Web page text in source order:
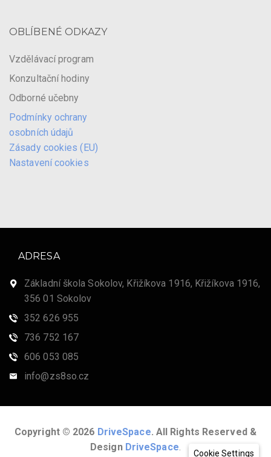
OBLÍBENÉ ODKAZY
Vzdělávací program
Konzultační hodiny
Odborné učebny
Podmínky ochrany
osobních údajů
Zásady cookies (EU)
Nastavení cookies
ADRESA
Základní škola Sokolov, Křižíkova 1916, Křižíkova 1916,
356 01 Sokolov
352 626 955
736 752 167
606 053 085
info@zs8so.cz
Copyright © 2026 DriveSpace. All Rights Reserved &
Design DriveSpace.
Cookie Settings